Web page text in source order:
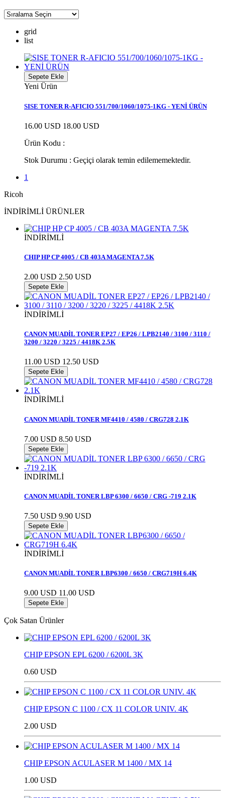
grid
list
Sepete Ekle
Yeni Ürün
SISE TONER R-AFICIO 551/700/1060/1075-1KG - YENİ ÜRÜN
16.00 USD 18.00 USD
Ürün Kodu :
Stok Durumu : Geçiçi olarak temin edilememektedir.
1
Ricoh
İNDİRİMLİ ÜRÜNLER
İNDİRİMLİ
CHIP HP CP 4005 / CB 403A MAGENTA 7.5K
2.00 USD 2.50 USD
Sepete Ekle
İNDİRİMLİ
CANON MUADİL TONER EP27 / EP26 / LPB2140 / 3100 / 3110 /
3200 / 3220 / 3225 / 4418K 2.5K
11.00 USD 12.50 USD
Sepete Ekle
İNDİRİMLİ
CANON MUADİL TONER MF4410 / 4580 / CRG728 2.1K
7.00 USD 8.50 USD
Sepete Ekle
İNDİRİMLİ
CANON MUADİL TONER LBP 6300 / 6650 / CRG -719 2.1K
7.50 USD 9.90 USD
Sepete Ekle
İNDİRİMLİ
CANON MUADİL TONER LBP6300 / 6650 / CRG719H 6.4K
9.00 USD 11.00 USD
Sepete Ekle
Çok Satan Ürünler
CHIP EPSON EPL 6200 / 6200L 3K
0.60 USD
CHIP EPSON C 1100 / CX 11 COLOR UNIV. 4K
2.00 USD
CHIP EPSON ACULASER M 1400 / MX 14
1.00 USD